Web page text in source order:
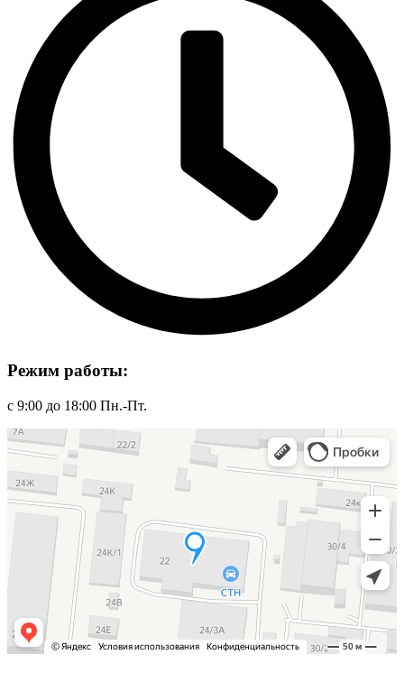
Режим работы:
с 9:00 до 18:00 Пн.-Пт.